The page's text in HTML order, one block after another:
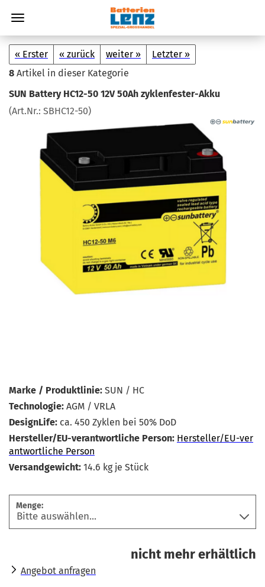
« Erster « zurück weiter »
Letzter »
8 Artikel in dieser Kategorie
SUN Bat­te­ry HC12-​50 12V 50Ah zyklenfester-​Akku
(Art.Nr.: SBHC12-​50)
Marke / Produktlinie: SUN / HC
Technologie: AGM / VRLA
DesignLife: ca. 450 Zyklen bei 50% DoD
Hersteller/EU-verantwortliche Person: Hersteller/EU-ver
antwortliche Person
Versandgewicht: 14.6 kg je Stück
Menge:
nicht mehr erhältlich
Angebot anfragen